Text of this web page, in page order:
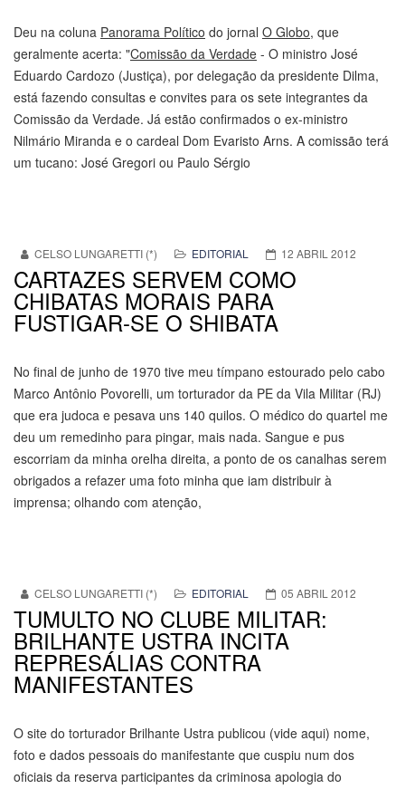
Deu na coluna Panorama Político do jornal O Globo, que
geralmente acerta: "Comissão da Verdade - O ministro José
Eduardo Cardozo (Justiça), por delegação da presidente Dilma,
está fazendo consultas e convites para os sete integrantes da
Comissão da Verdade. Já estão confirmados o ex-ministro
Nilmário Miranda e o cardeal Dom Evaristo Arns. A comissão terá
um tucano: José Gregori ou Paulo Sérgio
CELSO LUNGARETTI (*) EDITORIAL 12 ABRIL 2012
CARTAZES SERVEM COMO
CHIBATAS MORAIS PARA
FUSTIGAR-SE O SHIBATA
No final de junho de 1970 tive meu tímpano estourado pelo cabo
Marco Antônio Povorelli, um torturador da PE da Vila Militar (RJ)
que era judoca e pesava uns 140 quilos. O médico do quartel me
deu um remedinho para pingar, mais nada. Sangue e pus
escorriam da minha orelha direita, a ponto de os canalhas serem
obrigados a refazer uma foto minha que iam distribuir à
imprensa; olhando com atenção,
CELSO LUNGARETTI (*) EDITORIAL 05 ABRIL 2012
TUMULTO NO CLUBE MILITAR:
BRILHANTE USTRA INCITA
REPRESÁLIAS CONTRA
MANIFESTANTES
O site do torturador Brilhante Ustra publicou (vide aqui) nome,
foto e dados pessoais do manifestante que cuspiu num dos
oficiais da reserva participantes da criminosa apologia do